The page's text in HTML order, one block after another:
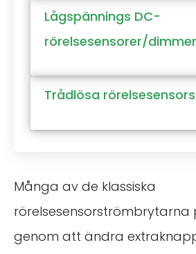
Lågspännings DC-
rörelsesensorer/dimmer
Trådlösa
Många av de klassiska
genom att ändra